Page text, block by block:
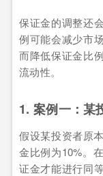
保证金的调整还
例可能会减少市
而降低保证金比
流动性。
1. 案例一：某
假设某投资者原
金比例为10%。
证金才能进行同